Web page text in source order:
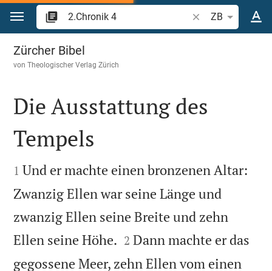
Zum Inhalt springen
Bibelstelle oder
ZB
2.Chronik 4
Zürcher Bibel
vonTheologischer Verlag Zürich

Die Ausstattung des
Tempels

1 Und er machte einen bronzenen Altar:
Zwanzig Ellen war seine Länge und
zwanzig Ellen seine Breite und zehn
Ellen seine Höhe. 

2 Dann machte er das
gegossene Meer, zehn Ellen vom einen